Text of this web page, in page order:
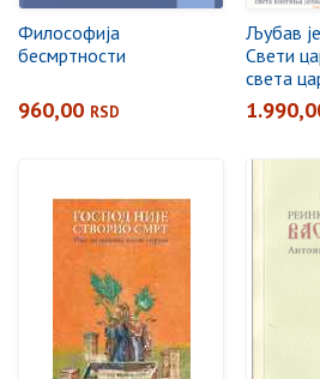
Философија
бесмртности
960,00 RSD
Љубав
Свети
света
кнегиња